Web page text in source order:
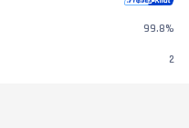
99.8%
2